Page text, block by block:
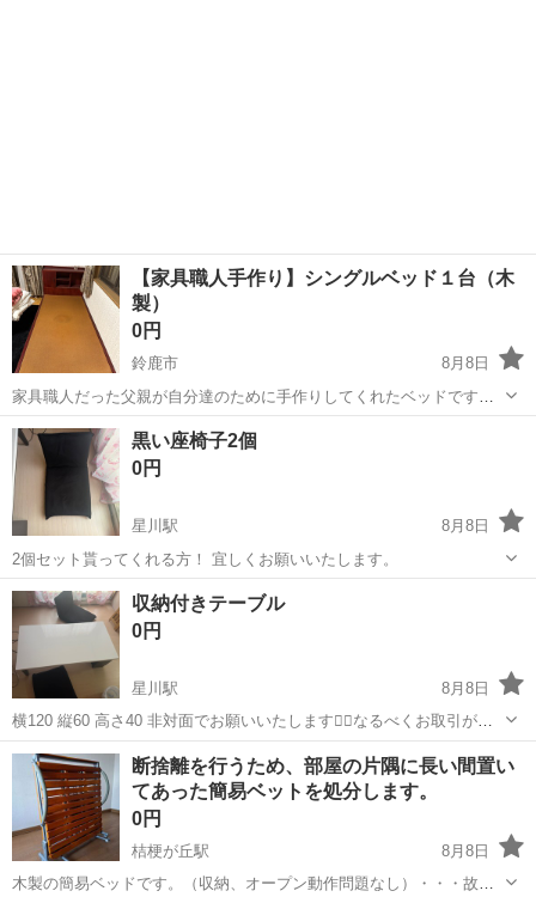
【家具職人手作り】シングルベッド１台（木
製）
0円
鈴鹿市
8月8日
家具職人だった父親が自分達のために手作りしてくれたベッドです。
かなり前のものですが、丈夫でガタつきなどはありませんが使用感、
キズやシールが貼ってあったりします。 頭部分の棚とベッド本体は別
パーツになっています。 また棚は...
三重 鈴鹿市 ベッド
黒い座椅子2個
0円
星川駅
8月8日
2個セット貰ってくれる方！ 宜しくお願いいたします。
三重 桑名市 星川駅 椅子
収納付きテーブル
0円
星川駅
8月8日
横120 縦60 高さ40 非対面でお願いいたします🙇‍♀️なるべくお取引が早
い方。
三重 桑名市 星川駅 テーブル
断捨離を行うため、部屋の片隅に長い間置い
てあった簡易ベットを処分します。
0円
桔梗が丘駅
8月8日
木製の簡易ベッドです。（収納、オープン動作問題なし）・・・故障